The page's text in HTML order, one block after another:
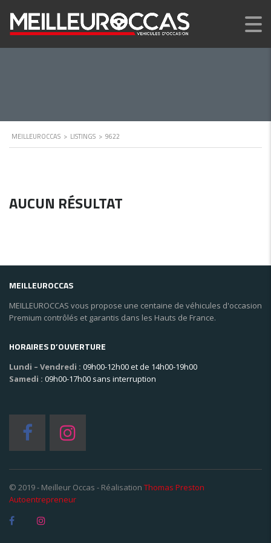
MEILLEUROCCAS > LISTINGS > 9622
AUCUN RÉSULTAT
MEILLEUROCCAS
MEILLEUROCCAS vous propose une centaine de véhicules d'occasion
Premium contrôlés et garantis dans les Hauts de France.
HORAIRES D’OUVERTURE
Lundi – Vendredi : 09h00-12h00 et de 14h00-19h00
Samedi : 09h00-17h00 sans interruption
© 2019 - Meilleur Occas - Réalisation Thomas Preston
Autoentrepreneur